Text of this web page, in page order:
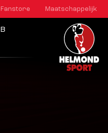
Fanstore Maatschappelijk